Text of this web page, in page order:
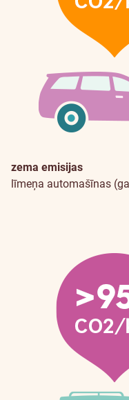
zema emisijas
līmeņa automašīnas